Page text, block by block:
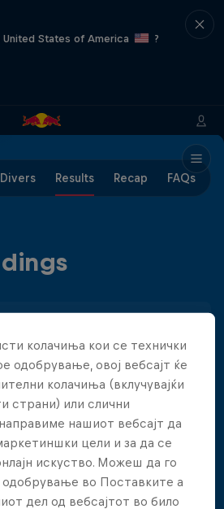
States of America
?
Divers Results Recap FAQs
Heslop
Lichtenstein
колачиња кои се технички
одобрување, овој вебсајт ќе
колачиња (вклучувајќи
страни) или слични
нашиот вебсајт да
цели и за да се
искуство. Можеш да го
во Поставките а
дел од вебсајтот во било